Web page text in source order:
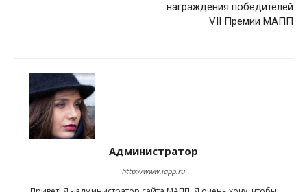
награждения победителей
VII Премии МАПП
Администратор
http://www.iapp.ru